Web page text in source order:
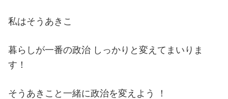
私はそうあきこ
暮らしが一番の政治 しっかりと変えてまいりま
す！
そうあきこと一緒に政治を変えよう ！